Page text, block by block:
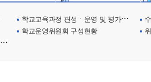
학교교육과정 편성ㆍ운영 및 평가에 관한 사항
학교운영위원회 구성현황